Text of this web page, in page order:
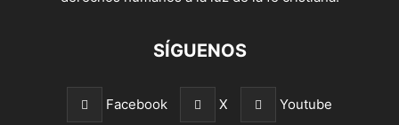
SÍGUENOS
Facebook X Youtube